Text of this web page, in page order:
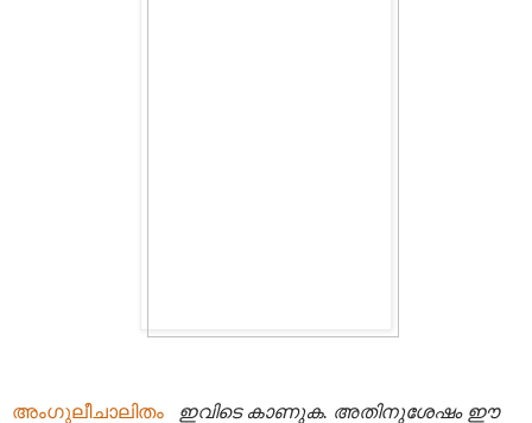
അംഗുലീചാലിതം
ഇവിടെ കാണുക. അതിനുശേഷം ഈ